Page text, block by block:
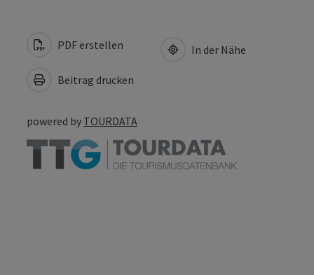
PDF erstellen
Beitrag drucken
In der Nähe
powered by TOURDATA